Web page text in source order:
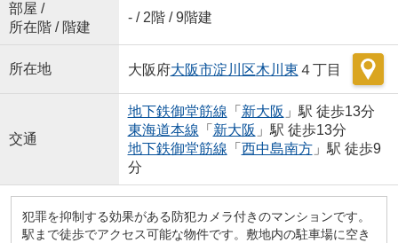
部屋 /
所在階 / 階建
- / 2階 / 9階建
所在地 大阪府大阪市淀川区木川東 ４丁目
交通
地下鉄御堂筋線 「 新大阪 」駅 徒歩13分
東海道本線 「 新大阪 」駅 徒歩13分
地下鉄御堂筋線 「 西中島南方」駅 徒歩9
分
犯罪を抑制する効果がある防犯カメラ付きのマンションです。
駅まで徒歩でアクセス可能な物件です。敷地内の駐車場に空き